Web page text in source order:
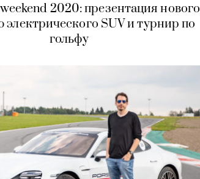
2020: презентация нового
электрического SUV и турнир по
гольфу